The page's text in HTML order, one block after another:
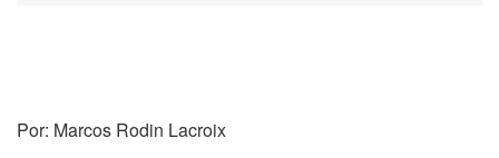
Por: Marcos Rodin Lacroix